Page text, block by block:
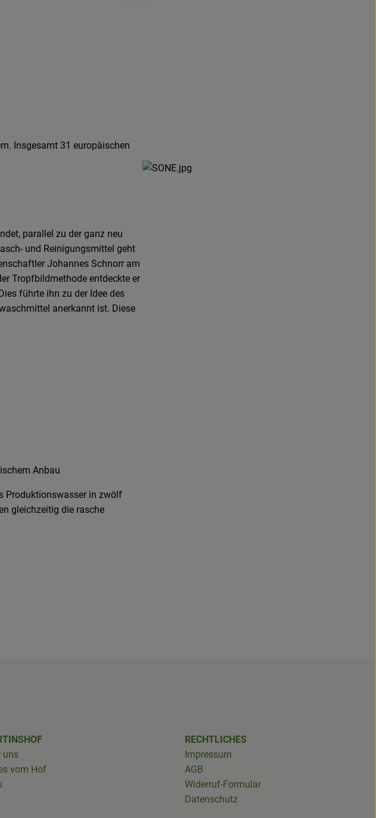
Insgesamt 31 europäischen
parallel zu der ganz neu
und Reinigungsmittel geht
Johannes Schnorr am
Tropfbildmethode entdeckte er
führte ihn zu der Idee des
anerkannt ist. Diese
Anbau
Produktionswasser in zwölf
gleichzeitig die rasche
uns
vom Hof
RECHTLICHES
Impressum
AGB
Widerruf-Formular
Datenschutz